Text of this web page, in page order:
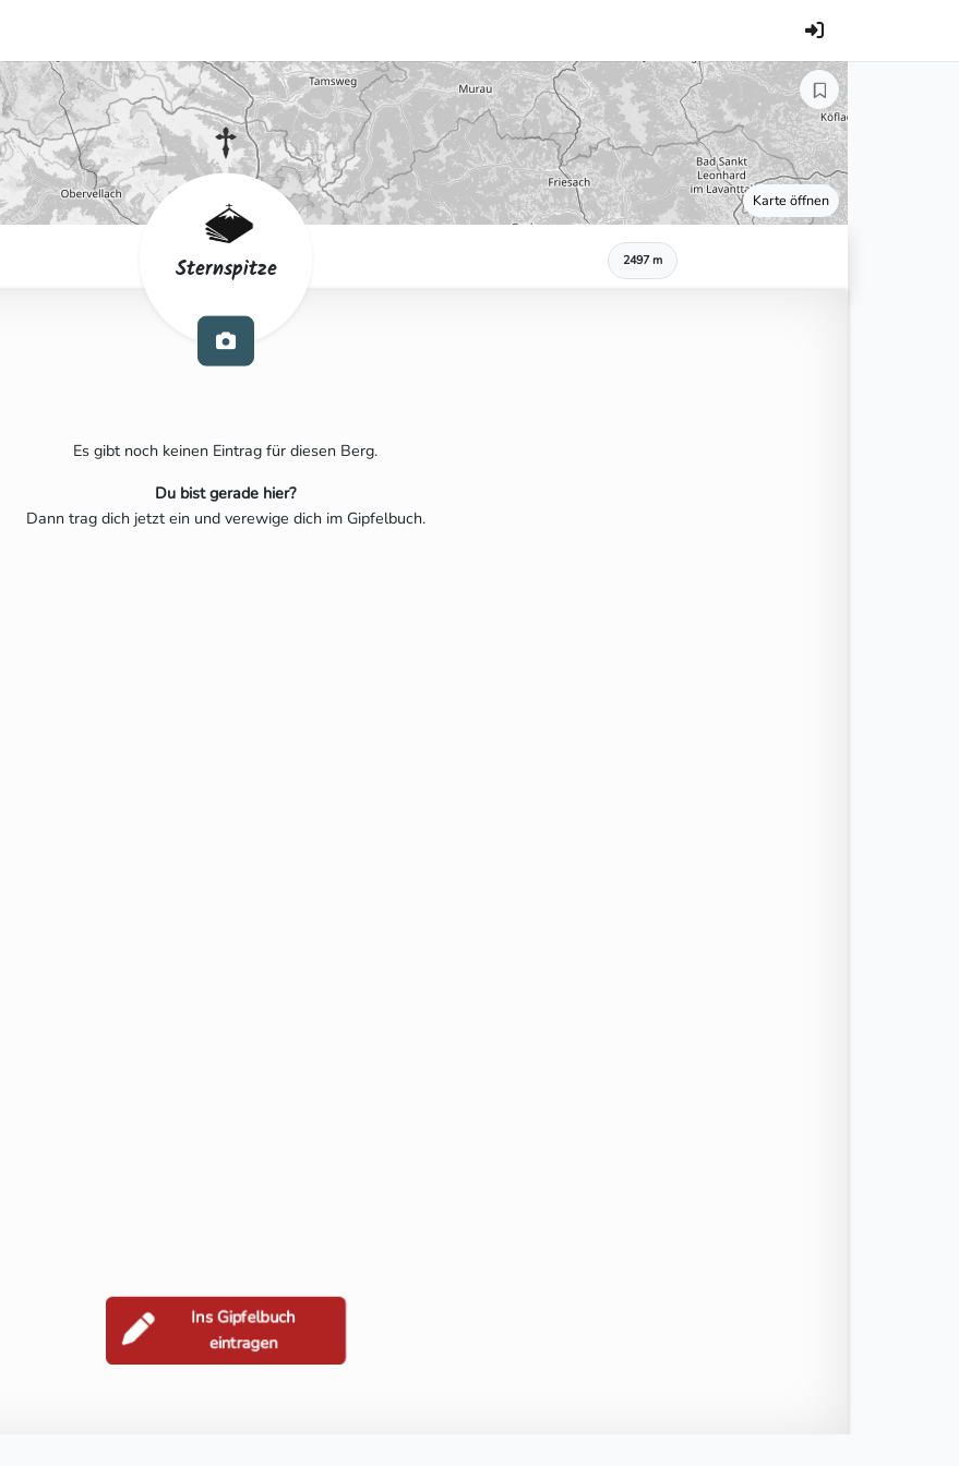
Karte öffnen
Sternspitze 2497 m
Es gibt noch keinen Eintrag für diesen Berg.
Du bist gerade hier?
Dann trag dich jetzt ein und verewige dich im Gipfelbuch.
Ins Gipfelbuch
eintragen